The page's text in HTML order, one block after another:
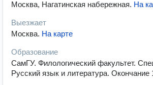
Москва, Нагатинская набережная. На
Выезжает
Москва. На карте
Образование
СамГУ. Филологический факультет.
Русский язык и литература. Окончание